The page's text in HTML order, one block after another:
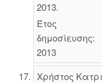
2013.
Έτος
δημοσίευσης:
2013
Χρήστος